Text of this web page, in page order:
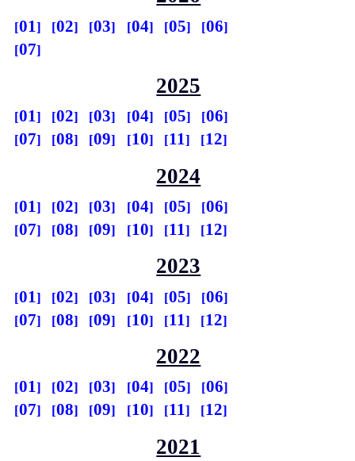
01 02 03 04 05
06
07
2025
01 02 03 04 05
06
07
08 09 10 11 12
2024
01 02 03 04 05
06
07
08 09 10 11 12
2023
01 02 03 04 05
06
07
08 09 10 11 12
2022
01 02 03 04 05
06
07
08 09 10 11 12
2021